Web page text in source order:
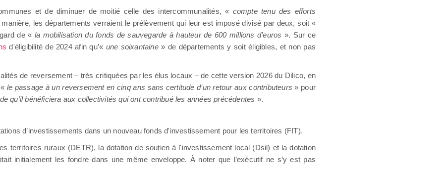
et de diminuer de moitié celle des intercommunalités, « compte tenu des efforts
les départements verraient le prélèvement qui leur est imposé divisé par deux, soit «
de « la mobilisation du fonds de sauvegarde à hauteur de 600 millions d’euros ». Sur ce
d'éligibilité de 2024 afin qu’« une soixantaine» de départements y soit éligibles, et non pas
de reversement – très critiquées par les élus locaux – de cette version 2026 du Dilico, en
le passage à un reversement en cinq ans sans certitude d’un retour aux contributeurs» pour
qu’il bénéficiera aux collectivités qui ont contribué les années précédentes ».
d’investissements dans un nouveau fonds d'investissement pour les territoires (FIT).
territoires ruraux (DETR), la dotation de soutien à l'investissement local (Dsil) et la dotation
initialement les fondre dans une même enveloppe. À noter que l’exécutif ne s’y est pas